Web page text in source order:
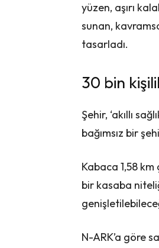
yüzen, aşırı
sunan,
tasarladı.
30 bin
Şehir, ‘akıllı
bağımsız bir
Kabaca 1,58
bir kasaba
N-ARK’a göre